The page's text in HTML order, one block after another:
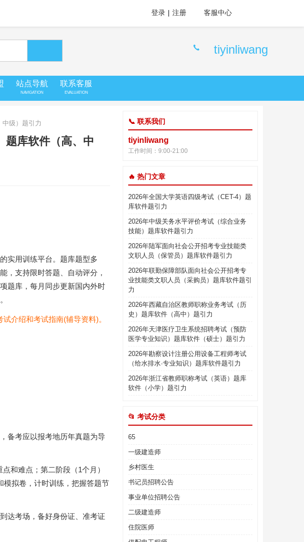
登录 | 注册 客服中心
tiyinliwang
站点导航
NAVIGATION
联系客服
EVALUATION
级）题引力
题库软件（高、中
实用训练平台。题库题型多
，支持限时答题、自动评分，
题库，每月同步更新国内外时
介绍和考试指南(辅导资料)。
备考应以报考地历年真题为导
和难点；第二阶段（1个月）
模拟卷，计时训练，把握答题节
达考场，备好身份证、准考证
📞 联系我们
tiyinliwang
工作时间：9:00-21:00
🔥 热门文章
2026年全国大学英语四级考试（CET-4）题
库软件题引力
2026年中级关务水平评价考试（综合业务
技能）题库软件题引力
2026年陆军面向社会公开招考专业技能类
文职人员（保管员）题库软件题引力
2026年联勤保障部队面向社会公开招考专
业技能类文职人员（采购员）题库软件题引
力
2026年西藏自治区教师职称业务考试（历
史）题库软件（高中）题引力
2026年天津医疗卫生系统招聘考试（预防
医学专业知识）题库软件（硕士）题引力
2026年勘察设计注册公用设备工程师考试
（给水排水·专业知识）题库软件题引力
2026年浙江省教师职称考试（英语）题库
软件（小学）题引力
📂 考试分类
65
一级建造师
乡村医生
书记员招聘公告
事业单位招聘公告
二级建造师
住院医师